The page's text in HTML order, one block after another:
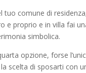
tuo comune di
e proprio e in villa fai
simbolica.
opzione, forse
scelta di sposarti con